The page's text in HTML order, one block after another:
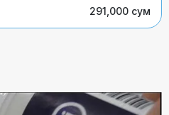
291,000 сум